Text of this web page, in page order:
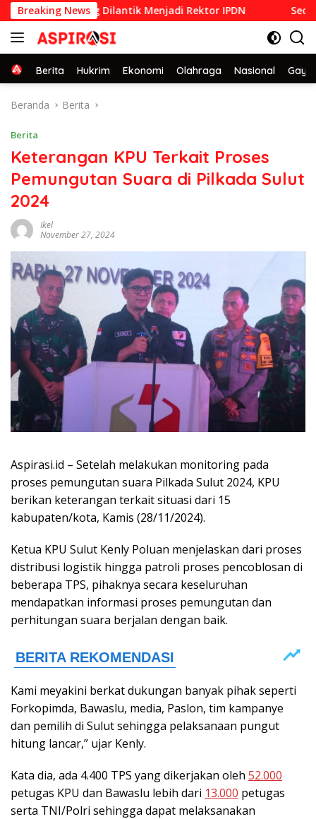
Langsung
ke
konten
Breaking News
1992 yang Dilantik Menjadi Rektor IPDN Sederhana
Home
Berita Hukrim Ekonomi Olahraga Nasional Gaya
Beranda Berita
Berita
Keterangan KPU Terkait Proses
Pemungutan Suara di Pilkada Sulut
2024
Ikel
November 27, 2024
Aspirasi.id – Setelah melakukan monitoring pada
proses pemungutan suara Pilkada Sulut 2024, KPU
berikan keterangan terkait situasi dari 15
kabupaten/kota, Kamis (28/11/2024).
Ketua KPU Sulut Kenly Poluan menjelaskan dari proses
distribusi logistik hingga patroli proses pencoblosan di
beberapa TPS, pihaknya secara keseluruhan
mendapatkan informasi proses pemungutan dan
perhitungan suara berjalan dengan baik.
Kami meyakini berkat dukungan banyak pihak seperti
Forkopimda, Bawaslu, media, Paslon, tim kampanye
dan pemilih di Sulut sehingga pelaksanaan pungut
hitung lancar,” ujar Kenly.
Kata dia, ada 4.400 TPS yang dikerjakan oleh 52.000
petugas KPU dan Bawaslu lebih dari 13.000 petugas
serta TNI/Polri sehingga dapat melaksanakan